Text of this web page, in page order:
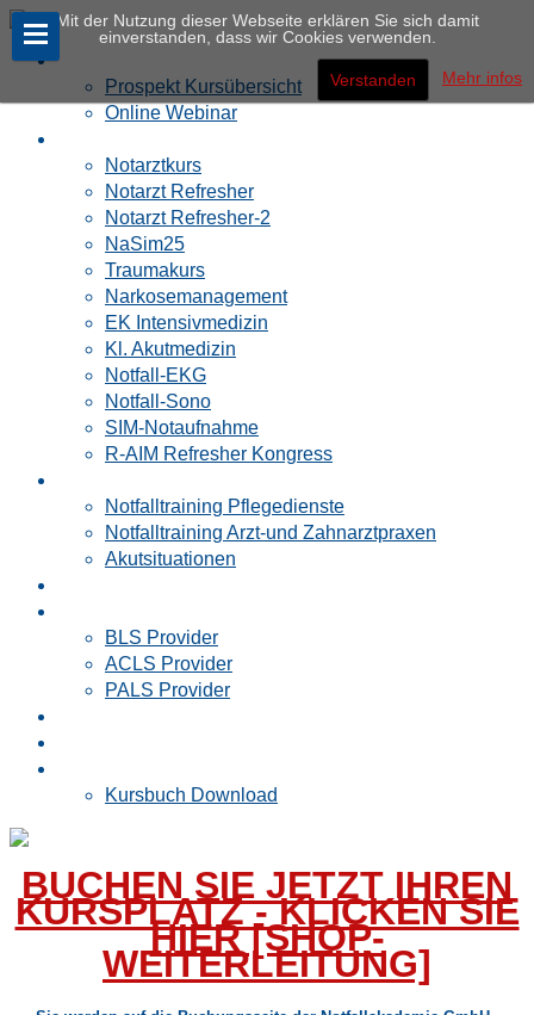
Notfallakademie
Prospekt Kursübersicht
Online Webinar
Notarztkurs
Notarzt Refresher
Notarzt Refresher-2
NaSim25
Traumakurs
Narkosemanagement
EK Intensivmedizin
Kl. Akutmedizin
Notfall-EKG
Notfall-Sono
SIM-Notaufnahme
R-AIM Refresher Kongress
Notfalltraining Pflegedienste
Notfalltraining Arzt-und Zahnarztpraxen
Akutsituationen
BLS Provider
ACLS Provider
PALS Provider
Kursbuch Download
BUCHEN SIE JETZT IHREN
KURSPLATZ - KLICKEN SIE
HIER [SHOP-
WEITERLEITUNG]
Mit der Nutzung dieser Webseite erklären Sie sich damit
einverstanden, dass wir Cookies verwenden.
Verstanden Mehr infos